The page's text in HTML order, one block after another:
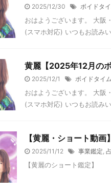
2025/12/30 ボイドタ
おはようございます。 大阪
(スマホ対応) いつもお読み
黄麗【2025年12月のボ
2025/12/1 ボイドタイム
おはようございます。 大阪
(スマホ対応) いつもお読み
【黄麗・ショート動画】
2025/11/12 事業鑑定,
【黄麗のショート鑑定